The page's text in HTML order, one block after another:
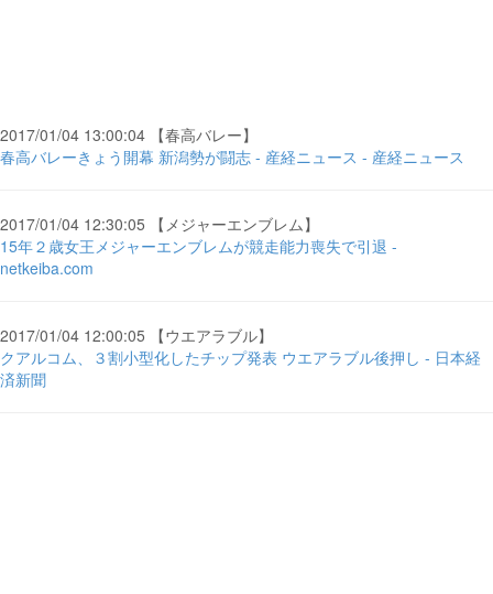
2017/01/04 13:00:04 【春高バレー】
春高バレーきょう開幕 新潟勢が闘志 - 産経ニュース - 産経ニュース
2017/01/04 12:30:05 【メジャーエンブレム】
15年２歳女王メジャーエンブレムが競走能力喪失で引退 -
netkeiba.com
2017/01/04 12:00:05 【ウエアラブル】
クアルコム、３割小型化したチップ発表 ウエアラブル後押し - 日本経
済新聞